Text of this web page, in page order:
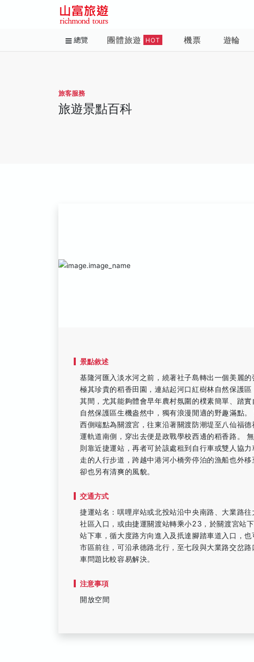
總覽 團體旅遊 HOT 機票 遊輪
旅客服務
旅遊景點百科
景點敘述
基隆河匯入淡水河之前，繞著社子島轉出一個美麗
極其珍貴的稻香田園，連結起河口紅樹林自然保護
其間，尤其能夠體會早年農村氛圍的樸素簡單、踏
自然保護區生機盎然中，獨有浪漫閒適的野趣滿點
西側端點為關渡宮，往東沿著關渡防潮堤至八仙福
運軌道南側，穿出去便是政戰學校西邊的稻香路。
則靠近捷運站，再者可於該處租到自行車或雙人協
走的人行步道，跨越中港河小橋旁停泊的漁船也外
卻也另有清爽的風貌。
交通方式
捷運站名：唭哩岸站或北投站沿中央南路、大業路
社區入口，或由捷運關渡站轉乘小23，於關渡宮站
站下車，循大度路方向進入及扺達腳踏車道入口，
市區前往，可沿承德路北行，至七段與大業路交岔
車問題比較容易解決。
注意事項
開放空間